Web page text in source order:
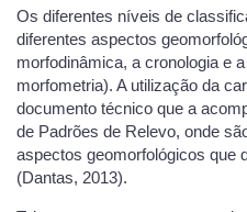
Os diferentes níveis de
diferentes aspectos
morfodinâmica, a cronologia e
morfometria). A utilização da
documento técnico que a
de Padrões de Relevo, onde
aspectos geomorfológicos que
(Dantas, 2013).